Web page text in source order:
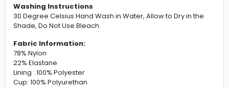
Washing Instructions
30 Degree Celsius Hand Wash in Water, Allow to Dry in the
Shade, Do Not Use Bleach.
Fabric Information:
78% Nylon
22% Elastane
Lining : 100% Polyester
Cup: 100% Polyurethan